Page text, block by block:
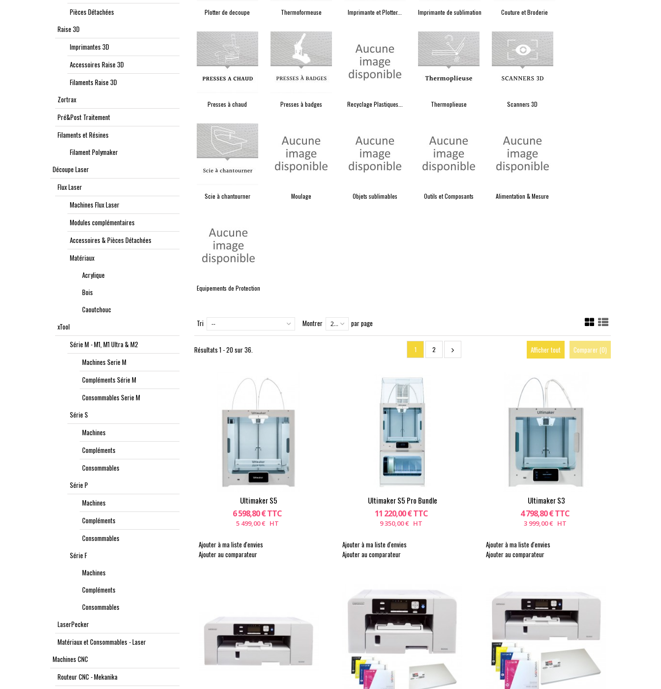
Pièces Détachées
Raise 3D
Imprimantes 3D
Accessoires Raise 3D
Filaments Raise 3D
Zortrax
Pré&Post Traitement
Filaments et Résines
Filament Polymaker
Découpe Laser
Flux Laser
Machines Flux Laser
Modules complémentaires
Accessoires & Pièces Détachées
Matériaux
Acrylique
Bois
Caoutchouc
xTool
Série M - M1, M1 Ultra & M2
Machines Serie M
Compléments Série M
Consommables Serie M
Série S
Machines
Compléments
Consommables
Série P
Machines
Compléments
Consommables
Série F
Machines
Compléments
Consommables
LaserPecker
Matériaux et Consommables - Laser
Machines CNC
Routeur CNC - Mekanika
Plotter de decoupe Thermoformeuse Imprimante et Plotter... Imprimante de sublimation Couture et Broderie
Presses à chaud Presses à badges Recyclage Plastiques... Thermoplieuse Scanners 3D
Scie à chantourner Moulage Objets sublimables Outils et Composants Alimentation & Mesure
Equipements de Protection
Tri -- Montrer 20 par page
Comparer (0)
Afficher tout
1 2
Résultats 1 - 20 sur 36.
Ultimaker S5
6 598,80 € TTC
5 499,00 € HT
Ajouter à ma liste d'envies
Ajouter au comparateur
Ultimaker S5 Pro Bundle
11 220,00 € TTC
9 350,00 € HT
Ajouter à ma liste d'envies
Ajouter au comparateur
Ultimaker S3
4 798,80 € TTC
3 999,00 € HT
Ajouter à ma liste d'envies
Ajouter au comparateur